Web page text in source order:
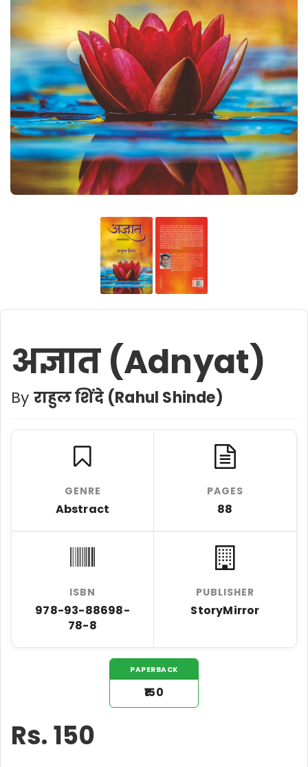
अज्ञात (Adnyat)
By राहुल शिंदे (Rahul Shinde)
GENRE
Abstract
PAGES
88
ISBN
978-93-88698-
78-8
PUBLISHER
StoryMirror
PAPERBACK
₹150
Rs.150